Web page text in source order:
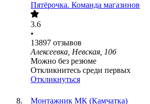
Пятёрочка. Команда магазинов
3.6
•
13897 отзывов
Алексеевка, Невская, 10б
Можно без резюме
Откликнитесь среди первых
Откликнуться
Монтажник МК (Камчатка)